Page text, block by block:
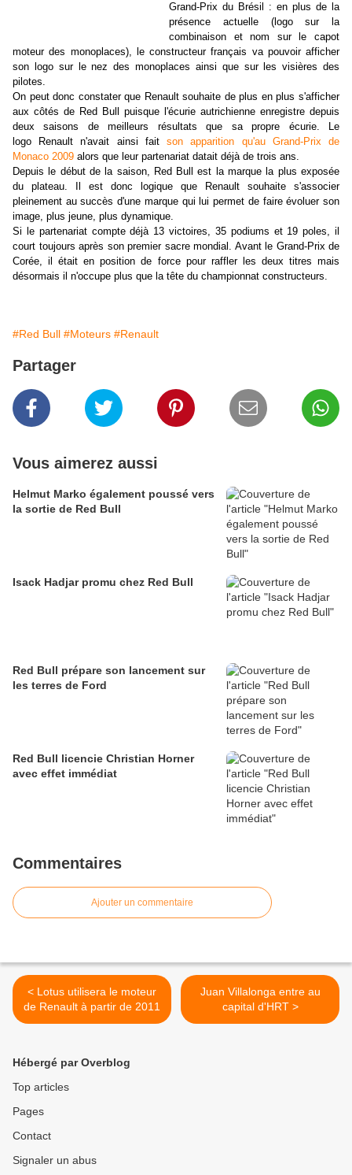
Grand-Prix du Brésil : en plus de la
présence actuelle (logo sur la
combinaison et nom sur le capot
moteur des monoplaces), le constructeur français va pouvoir afficher
son logo sur le nez des monoplaces ainsi que sur les visières des
pilotes.
On peut donc constater que Renault souhaite de plus en plus s'afficher
aux côtés de Red Bull puisque l'écurie autrichienne enregistre depuis
deux saisons de meilleurs résultats que sa propre écurie. Le
logo Renault n'avait ainsi faitson apparition qu'au Grand-Prix de
Monaco 2009 alors que leur partenariat datait déjà de trois ans.
Depuis le début de la saison, Red Bull est la marque la plus exposée
du plateau. Il est donc logique que Renault souhaite s'associer
pleinement au succès d'une marque qui lui permet de faire évoluer son
image, plus jeune, plus dynamique.
Si le partenariat compte déjà 13 victoires, 35 podiums et 19 poles, il
court toujours après son premier sacre mondial. Avant le Grand-Prix de
Corée, il était en position de force pour raffler les deux titres mais
désormais il n'occupe plus que la tête du championnat constructeurs.
#Red Bull #Moteurs #Renault
Partager
Vous aimerez aussi
Helmut Marko également poussé vers
la sortie de Red Bull
Isack Hadjar promu chez Red Bull
Red Bull prépare son lancement sur
les terres de Ford
Red Bull licencie Christian Horner
avec effet immédiat
Commentaires
Ajouter un commentaire
< Lotus utilisera le moteur
de Renault à partir de 2011
Juan Villalonga entre au
capital d'HRT >
Hébergé par Overblog
Top articles
Pages
Contact
Signaler un abus